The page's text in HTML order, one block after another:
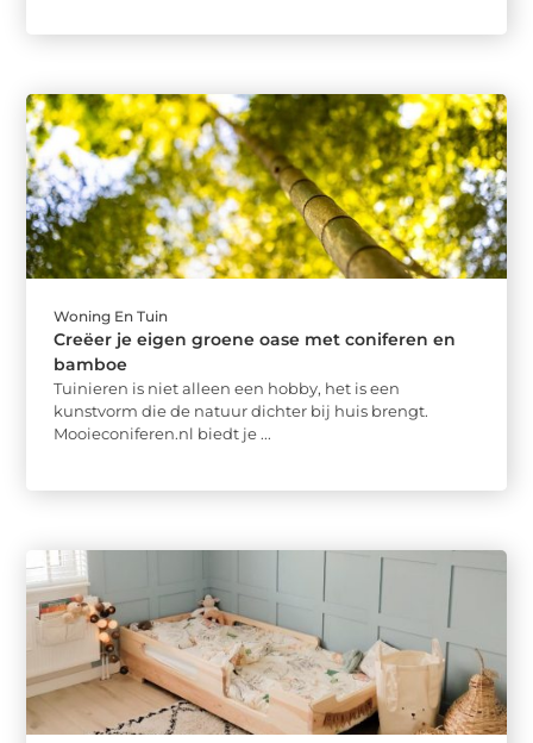
Woning En Tuin
Creëer je eigen groene oase met coniferen en
bamboe
Tuinieren is niet alleen een hobby, het is een
kunstvorm die de natuur dichter bij huis brengt.
Mooieconiferen.nl biedt je ...